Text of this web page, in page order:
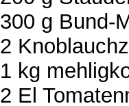
300 g Bund-
2
1 kg
2 El